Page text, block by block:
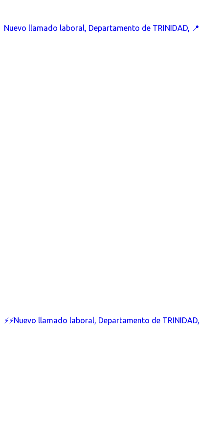
Nuevo llamado laboral, Departamento de TRINIDAD, 📍
⚡⚡Nuevo llamado laboral, Departamento de TRINIDAD,